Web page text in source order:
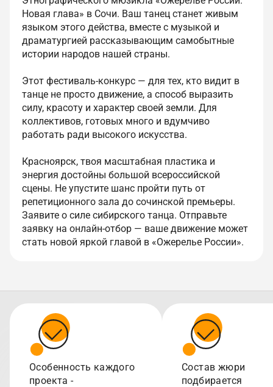
Новая глава» в Сочи. Ваш танец станет живым
языком этого действа, вместе с музыкой и
драматургией рассказывающим самобытные
истории народов нашей страны.
Этот фестиваль-конкурс — для тех, кто видит в
танце не просто движение, а способ выразить
силу, красоту и характер своей земли. Для
коллективов, готовых много и вдумчиво
работать ради высокого искусства.
Красноярск, твоя масштабная пластика и
энергия достойны большой всероссийской
сцены. Не упустите шанс пройти путь от
репетиционного зала до сочинской премьеры.
Заявите о силе сибирского танца. Отправьте
заявку на онлайн-отбор — ваше движение может
стать новой яркой главой в «Ожерелье России».
Особенность каждого
проекта -
Состав жюри
подбирается